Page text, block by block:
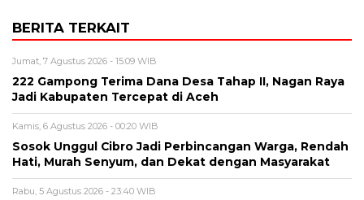
BERITA TERKAIT
Jumat, 7 Agustus 2026 - 15:09 WIB
222 Gampong Terima Dana Desa Tahap II, Nagan Raya
Jadi Kabupaten Tercepat di Aceh
Kamis, 6 Agustus 2026 - 00:20 WIB
Sosok Unggul Cibro Jadi Perbincangan Warga, Rendah
Hati, Murah Senyum, dan Dekat dengan Masyarakat
Rabu, 5 Agustus 2026 - 23:40 WIB